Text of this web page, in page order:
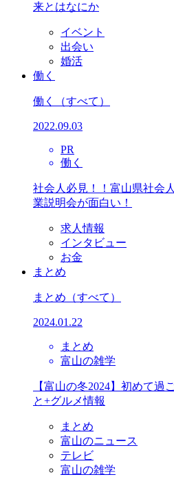
来とはなにか
イベント
出会い
婚活
働く
働く （すべて）
2022.09.03
PR
働く
社会人必見！！富山県社会
業説明会が面白い！
求人情報
インタビュー
お金
まとめ
まとめ （すべて）
2024.01.22
まとめ
富山の雑学
【富山の冬2024】初めて過
と+グルメ情報
まとめ
富山のニュース
テレビ
富山の雑学